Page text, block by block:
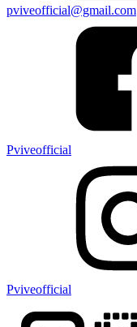
pviveofficial@gmail.com
Pviveofficial
Pviveofficial